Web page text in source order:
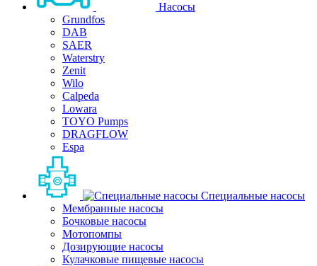
Насосы
Grundfos
DAB
SAER
Waterstry
Zenit
Wilo
Calpeda
Lowara
TOYO Pumps
DRAGFLOW
Espa
Специальные насосы
Мембранные насосы
Бочковые насосы
Мотопомпы
Дозирующие насосы
Кулачковые пищевые насосы